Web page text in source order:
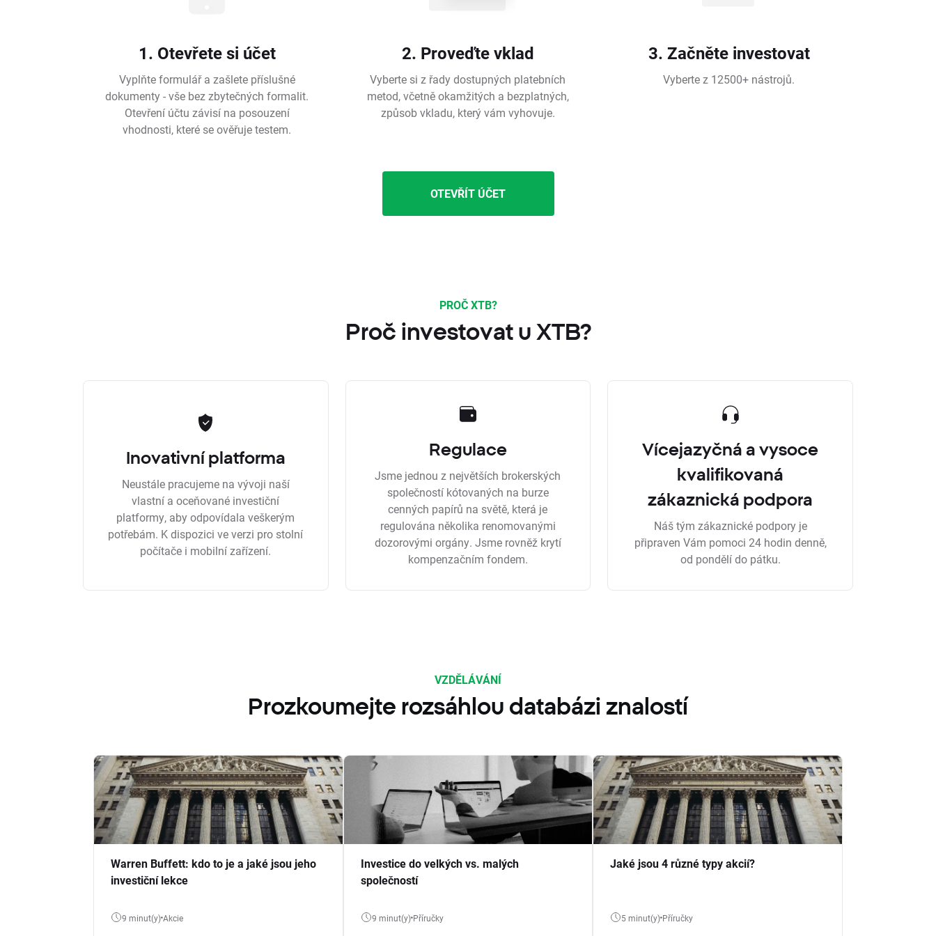
1. Otevřete si účet
Vyplňte formulář a zašlete příslušné
dokumenty - vše bez zbytečných formalit.
Otevření účtu závisí na posouzení
vhodnosti, které se ověřuje testem.
2. Proveďte vklad
Vyberte si z řady dostupných platebních
metod, včetně okamžitých a bezplatných,
způsob vkladu, který vám vyhovuje.
3. Začněte investovat
Vyberte z 12500+ nástrojů.
OTEVŘÍT ÚČET
PROČ XTB?
Proč investovat u XTB?
Inovativní platforma
Neustále pracujeme na vývoji naší
vlastní a oceňované investiční
platformy, aby odpovídala veškerým
potřebám. K dispozici ve verzi pro stolní
počítače i mobilní zařízení.
Regulace
Jsme jednou z největších brokerských
společností kótovaných na burze
cenných papírů na světě, která je
regulována několika renomovanými
dozorovými orgány. Jsme rovněž krytí
kompenzačním fondem.
Vícejazyčná a vysoce
kvalifikovaná
zákaznická podpora
Náš tým zákaznické podpory je
připraven Vám pomoci 24 hodin denně,
od pondělí do pátku.
VZDĚLÁVÁNÍ
Prozkoumejte rozsáhlou databázi znalostí
Warren Buffett: kdo to je a jaké jsou jeho
investiční lekce
9 minut(y) Akcie
Investice do velkých vs. malých
společností
9 minut(y) Příručky
Jaké jsou 4 různé typy akcií?
5 minut(y) Příručky